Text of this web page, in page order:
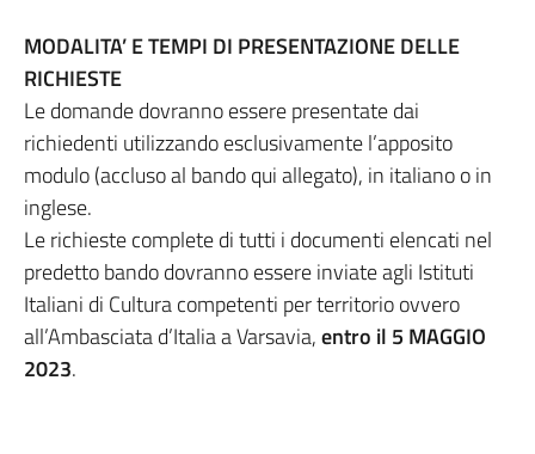
MODALITA’ E TEMPI DI PRESENTAZIONE DELLE
RICHIESTE
Le domande dovranno essere presentate dai
richiedenti utilizzando esclusivamente l’apposito
modulo (accluso al bando qui allegato), in italiano o in
inglese.
Le richieste complete di tutti i documenti elencati nel
predetto bando dovranno essere inviate agli Istituti
Italiani di Cultura competenti per territorio ovvero
all’Ambasciata d’Italia a Varsavia,entro il 5 MAGGIO
2023.